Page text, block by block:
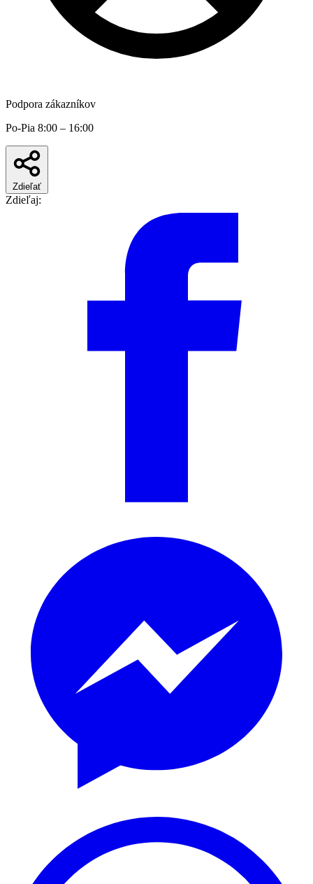
Podpora zákazníkov
Po-Pia 8:00 – 16:00
Zdieľať
Zdieľaj: